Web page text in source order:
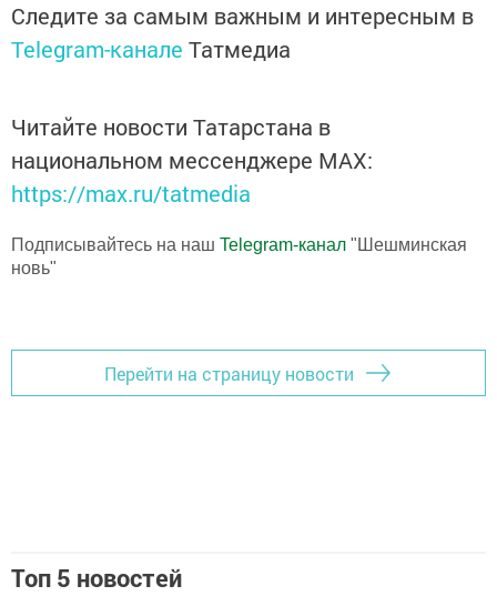
Следите за самым важным и интересным в
Telegram-канале Татмедиа
Читайте новости Татарстана в
национальном мессенджере MАХ:
https://max.ru/tatmedia
Подписывайтесь на наш Telegram-канал "Шешминская
новь"
Перейти на страницу новости
Топ 5 новостей